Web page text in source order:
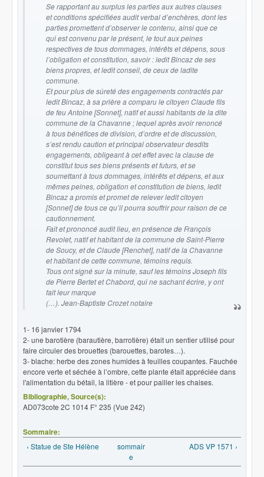
Se rapportant au surplus les parties aux autres clauses
et conditions spécifiées audit verbal d’enchères, dont les
parties promettent d’observer le contenu, ainsi que ce
qui est convenu par le présent, le tout aux peines
respectives de tous dommages, intérêts et dépens, sous
l’obligation et constitution, savoir : ledit Bincaz de ses
biens propres, et ledit conseil, de ceux de ladite
commune.
Et pour plus de sûreté des engagements contractés par
ledit Bincaz, à sa prière a comparu le citoyen Claude fils
de feu Antoine [Sonnet], natif et aussi habitants de la dite
commune de la Chavanne ; lequel après avoir renoncé
à tous bénéfices de division, d’ordre et de discussion,
s’est rendu caution et principal observateur desdits
engagements, obligeant à cet effet avec la clause de
constitut tous ses biens présents et futurs, et se
soumettant à tous dommages, intérêts et dépens, et aux
mêmes peines, obligation et constitution de biens, ledit
Bincaz a promis et promet de relever ledit citoyen
[Sonnet] de tous ce qu’il pourra souffrir pour raison de ce
cautionnement.
Fait et prononcé audit lieu, en présence de François
Revolet, natif et habitant de la commune de Saint-Pierre
de Soucy, et de Claude [Renchet], natif de la Chavanne
et habitant de cette commune, témoins requis.
Tous ont signé sur la minute, sauf les témoins Joseph fils
de Pierre Bertet et Chabord, qui ne sachant écrire, y ont
fait leur marque
(…). Jean-Baptiste Crozet notaire
1- 16 janvier 1794
2- une barotière (barautière, barrotière) était un sentier utilisé pour
faire circuler des brouettes (barouettes, barotes…).
3- blache: herbe des zones humides à feuilles coupantes. Fauchée
encore verte et séchée à l’ombre, cette plante était appréciée dans
l'alimentation du bétail, la litière - et pour pailler les chaises.
Bibliographie, Source(s):
AD073cote 2C 1014 F° 235 (Vue 242)
Sommaire:
‹ Statue de Ste Hélène
sommair
e
ADS VP 1571 ›